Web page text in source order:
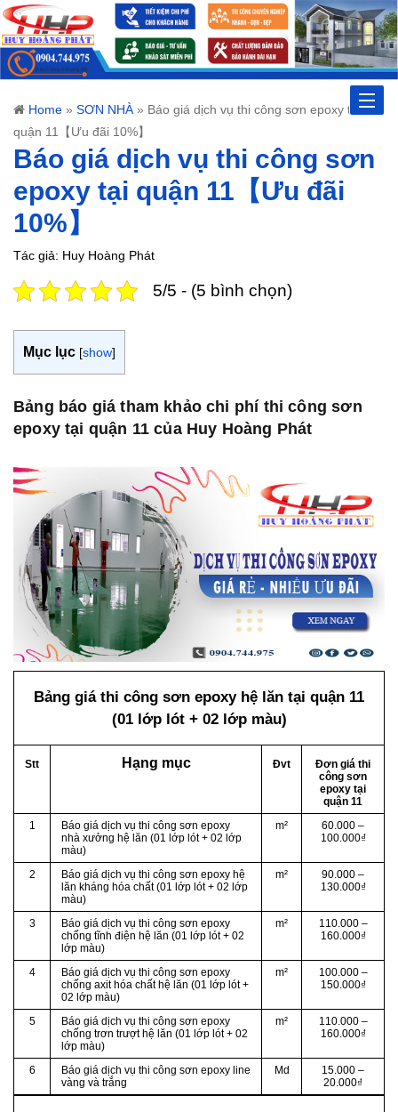
Toggle
Home » SƠN NHÀ» Báo giá dịch vụ thi công sơn epoxy tại
quận 11【Ưu đãi 10%】
Báo giá dịch vụ thi công sơn
epoxy tại quận 11【Ưu đãi
10%】
Tác giả: Huy Hoàng Phát
5/5 - (5 bình chọn)
Mục lục [show]
Bảng báo giá tham khảo chi phí thi công sơn
epoxy tại quận 11 của Huy Hoàng Phát
Bảng giá thi công sơn epoxy hệ lăn tại quận 11
(01 lớp lót + 02 lớp màu)
Stt Hạng mục Đvt
Đơn giá thi
công sơn
epoxy tại
quận 11
1
Báo giá dịch vụ thi công sơn epoxy
nhà xưởng hệ lăn (01 lớp lót + 02 lớp
màu)
m²
60.000 –
100.000₫
2
Báo giá dịch vụ thi công sơn epoxy hệ
lăn kháng hóa chất (01 lớp lót + 02 lớp
màu)
m²
90.000 –
130.000₫
3
Báo giá dịch vụ thi công sơn epoxy
chống tĩnh điện hệ lăn (01 lớp lót + 02
lớp màu)
m²
110.000 –
160.000₫
4
Báo giá dịch vụ thi công sơn epoxy
chống axit hóa chất hệ lăn (01 lớp lót +
02 lớp màu)
m²
100.000 –
150.000₫
5
Báo giá dịch vụ thi công sơn epoxy
chống trơn trượt hệ lăn (01 lớp lót + 02
lớp màu)
m²
110.000 –
160.000₫
6
Báo giá dịch vụ thi công sơn epoxy line
vàng và trắng
Md
15.000 –
20.000₫